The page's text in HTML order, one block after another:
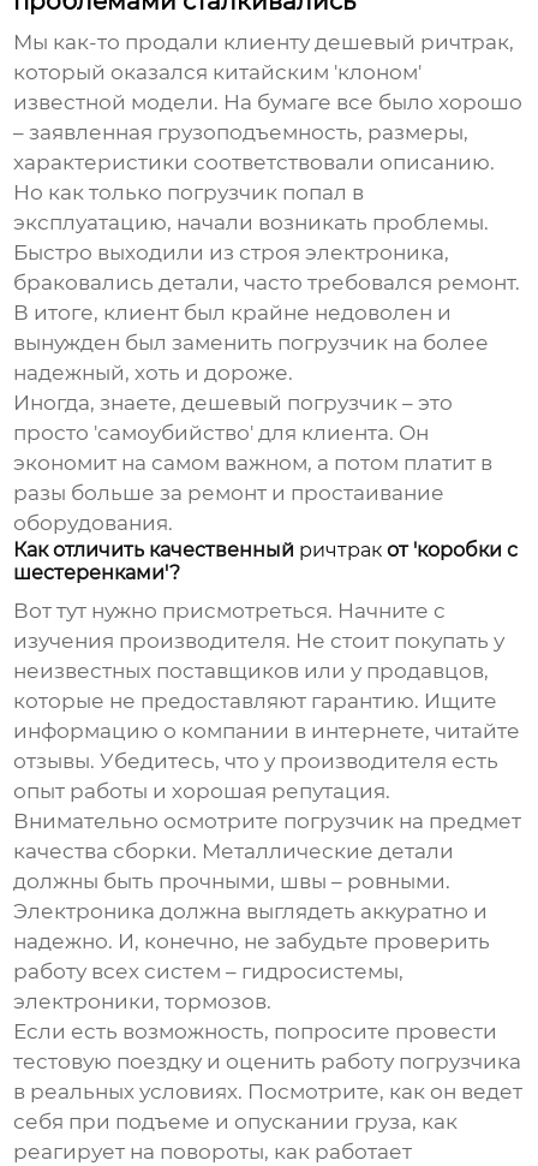
Мы как-то продали клиенту дешевый ричтрак,
который оказался китайским 'клоном'
известной модели. На бумаге все было хорошо
– заявленная грузоподъемность, размеры,
характеристики соответствовали описанию.
Но как только погрузчик попал в
эксплуатацию, начали возникать проблемы.
Быстро выходили из строя электроника,
браковались детали, часто требовался ремонт.
В итоге, клиент был крайне недоволен и
вынужден был заменить погрузчик на более
надежный, хоть и дороже.
Иногда, знаете, дешевый погрузчик – это
просто 'самоубийство' для клиента. Он
экономит на самом важном, а потом платит в
разы больше за ремонт и простаивание
оборудования.
Как отличить качественный ричтрак от 'коробки с
шестеренками'?
Вот тут нужно присмотреться. Начните с
изучения производителя. Не стоит покупать у
неизвестных поставщиков или у продавцов,
которые не предоставляют гарантию. Ищите
информацию о компании в интернете, читайте
отзывы. Убедитесь, что у производителя есть
опыт работы и хорошая репутация.
Внимательно осмотрите погрузчик на предмет
качества сборки. Металлические детали
должны быть прочными, швы – ровными.
Электроника должна выглядеть аккуратно и
надежно. И, конечно, не забудьте проверить
работу всех систем – гидросистемы,
электроники, тормозов.
Если есть возможность, попросите провести
тестовую поездку и оценить работу погрузчика
в реальных условиях. Посмотрите, как он ведет
себя при подъеме и опускании груза, как
реагирует на повороты, как работает